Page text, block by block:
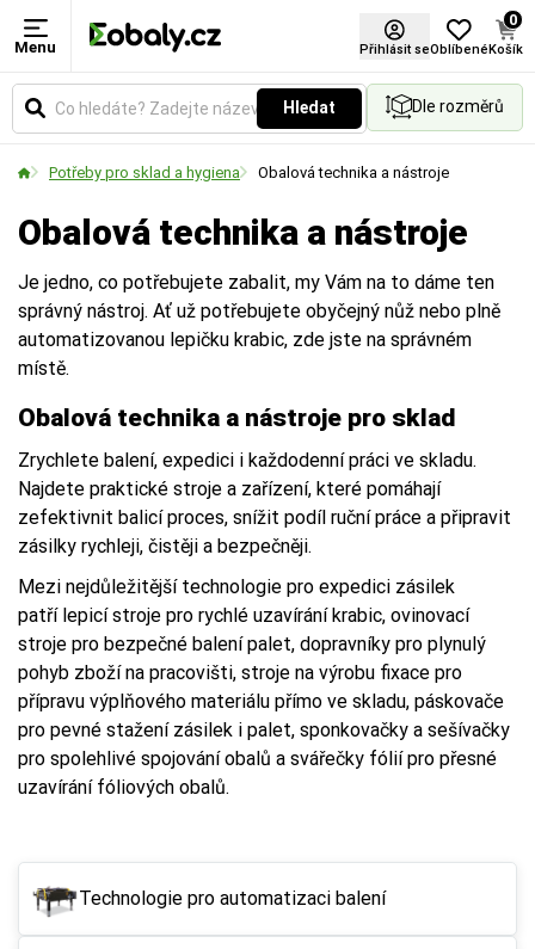
Menu Přihlásit seOblíbené
0
Košík
Hledat Dle rozměrů
Potřeby pro sklad a hygiena Obalová technika a nástroje
Obalová technika a nástroje
Je jedno, co potřebujete zabalit, my Vám na to dáme ten
správný nástroj. Ať už potřebujete obyčejný nůž nebo plně
automatizovanou lepičku krabic, zde jste na správném
místě.
Obalová technika a nástroje pro sklad
Zrychlete balení, expedici i každodenní práci ve skladu.
Najdete praktické stroje a zařízení, které pomáhají
zefektivnit balicí proces, snížit podíl ruční práce a připravit
zásilky rychleji, čistěji a bezpečněji.
Mezi nejdůležitější technologie pro expedici zásilek
patří lepicí stroje pro rychlé uzavírání krabic, ovinovací
stroje pro bezpečné balení palet, dopravníky pro plynulý
pohyb zboží na pracovišti, stroje na výrobu fixace pro
přípravu výplňového materiálu přímo ve skladu, páskovače
pro pevné stažení zásilek i palet, sponkovačky a sešívačky
pro spolehlivé spojování obalů a svářečky fólií pro přesné
uzavírání fóliových obalů.
Technologie pro automatizaci balení